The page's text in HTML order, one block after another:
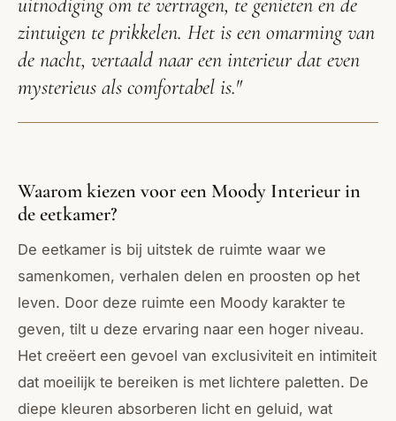
zintuigen te prikkelen. Het is een omarming van
de nacht, vertaald naar een interieur dat even
mysterieus als comfortabel is."
Waarom kiezen voor een Moody Interieur in
de eetkamer?
De eetkamer is bij uitstek de ruimte waar we
samenkomen, verhalen delen en proosten op het
leven. Door deze ruimte een Moody karakter te
geven, tilt u deze ervaring naar een hoger niveau.
Het creëert een gevoel van exclusiviteit en intimiteit
dat moeilijk te bereiken is met lichtere paletten. De
diepe kleuren absorberen licht en geluid, wat